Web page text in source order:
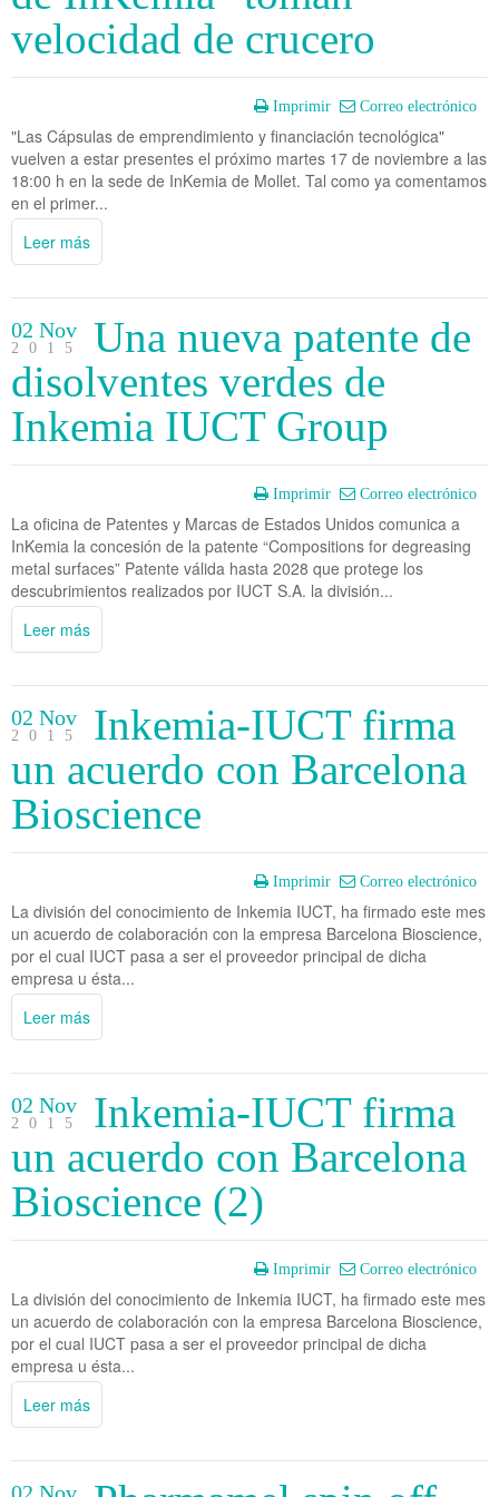
velocidad de crucero
Imprimir Correo electrónico
"Las Cápsulas de emprendimiento y financiación tecnológica"
vuelven a estar presentes el próximo martes 17 de noviembre a las
18:00 h en la sede de InKemia de Mollet. Tal como ya comentamos
en el primer...
Leer más
02 Nov
2015
Una nueva patente de
disolventes verdes de
Inkemia IUCT Group
Imprimir Correo electrónico
La oficina de Patentes y Marcas de Estados Unidos comunica a
InKemia la concesión de la patente “Compositions for degreasing
metal surfaces” Patente válida hasta 2028 que protege los
descubrimientos realizados por IUCT S.A. la división...
Leer más
02 Nov
2015
Inkemia-IUCT firma
un acuerdo con Barcelona
Bioscience
Imprimir Correo electrónico
La división del conocimiento de Inkemia IUCT, ha firmado este mes
un acuerdo de colaboración con la empresa Barcelona Bioscience,
por el cual IUCT pasa a ser el proveedor principal de dicha
empresa u ésta...
Leer más
02 Nov
2015
Inkemia-IUCT firma
un acuerdo con Barcelona
Bioscience (2)
Imprimir Correo electrónico
La división del conocimiento de Inkemia IUCT, ha firmado este mes
un acuerdo de colaboración con la empresa Barcelona Bioscience,
por el cual IUCT pasa a ser el proveedor principal de dicha
empresa u ésta...
Leer más